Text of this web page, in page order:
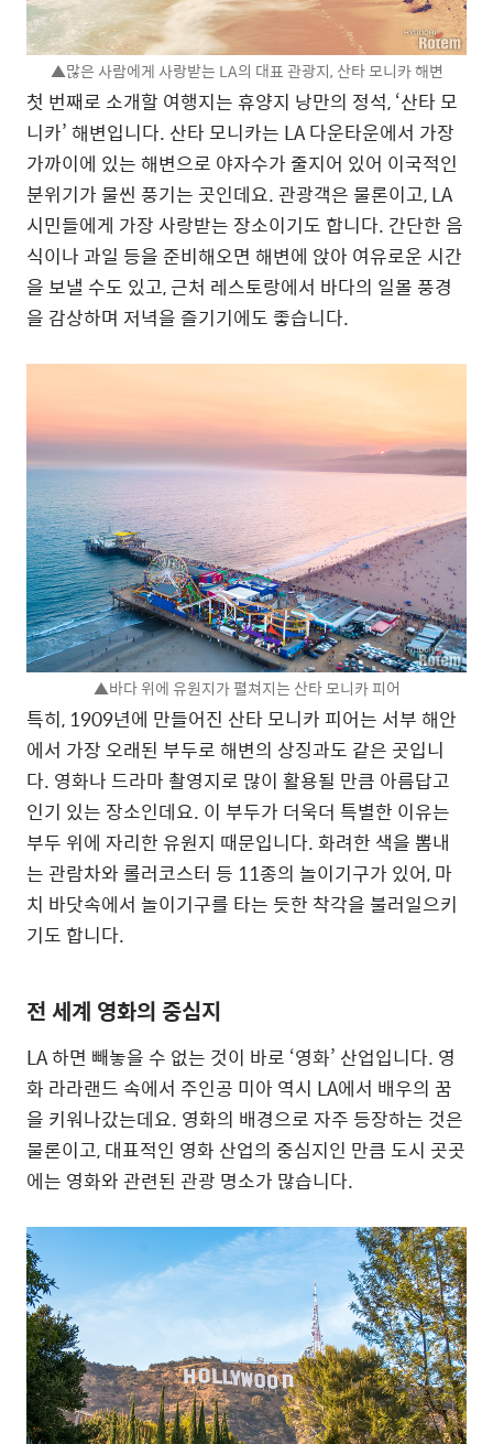
▲많은 사람에게 사랑받는 LA의 대표 관광지, 산타 모니카 해변
첫 번째로 소개할 여행지는 휴양지 낭만의 정석, ‘산타 모
니카’ 해변입니다. 산타 모니카는 LA 다운타운에서 가장
가까이에 있는 해변으로 야자수가 줄지어 있어 이국적인
분위기가 물씬 풍기는 곳인데요. 관광객은 물론이고, LA
시민들에게 가장 사랑받는 장소이기도 합니다. 간단한 음
식이나 과일 등을 준비해오면 해변에 앉아 여유로운 시간
을 보낼 수도 있고, 근처 레스토랑에서 바다의 일몰 풍경
을 감상하며 저녁을 즐기기에도 좋습니다.
▲바다 위에 유원지가 펼쳐지는 산타 모니카 피어
특히, 1909년에 만들어진 산타 모니카 피어는 서부 해안
에서 가장 오래된 부두로 해변의 상징과도 같은 곳입니
다. 영화나 드라마 촬영지로 많이 활용될 만큼 아름답고
인기 있는 장소인데요. 이 부두가 더욱더 특별한 이유는
부두 위에 자리한 유원지 때문입니다. 화려한 색을 뽐내
는 관람차와 롤러코스터 등 11종의 놀이기구가 있어, 마
치 바닷속에서 놀이기구를 타는 듯한 착각을 불러일으키
기도 합니다.
전 세계 영화의 중심지
LA 하면 빼놓을 수 없는 것이 바로 ‘영화’ 산업입니다. 영
화 라라랜드 속에서 주인공 미아 역시 LA에서 배우의 꿈
을 키워나갔는데요. 영화의 배경으로 자주 등장하는 것은
물론이고, 대표적인 영화 산업의 중심지인 만큼 도시 곳곳
에는 영화와 관련된 관광 명소가 많습니다.